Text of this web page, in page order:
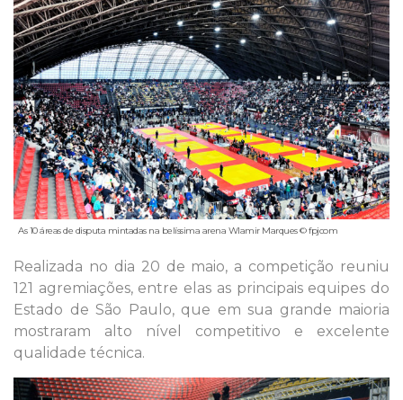
As 10 áreas de disputa mintadas na belíssima arena Wlamir Marques © fpjcom
Realizada no dia 20 de maio, a competição reuniu
121 agremiações, entre elas as principais equipes do
Estado de São Paulo, que em sua grande maioria
mostraram alto nível competitivo e excelente
qualidade técnica.